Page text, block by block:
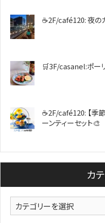
☕2F/café120: 夜の
🛒3F/casanel:ポー
☕2F/café120: 【季
ーンティーセット🎨
カ
カ
テ